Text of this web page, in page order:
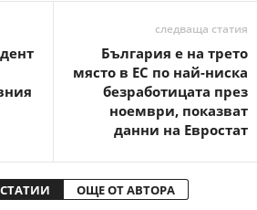
следваща статия
България е на трето
място в ЕС по най-ниска
безработицата през
ноември, показват
данни на Евростат
ОЩЕ ОТ АВТОРА